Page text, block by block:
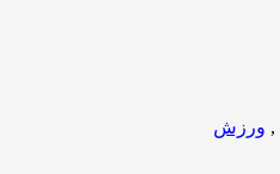
, ورزش